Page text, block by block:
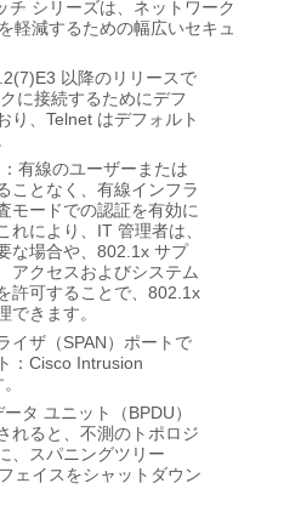
シリーズは、ネットワーク
軽減するための幅広いセキュ
以降のリリースで
に接続するためにデフ
り、Telnet はデフォルト
有線のユーザーまたは
ことなく、有線インフラ
モードでの認証を有効に
れにより、IT 管理者は、
な場合や、802.1x サプ
アクセスおよびシステム
許可することで、802.1x
できます。
イザ（SPAN）ポートで
：Cisco Intrusion
タ ユニット（BPDU）
れると、不測のトポロジ
、スパニングツリー
ェイスをシャットダウン